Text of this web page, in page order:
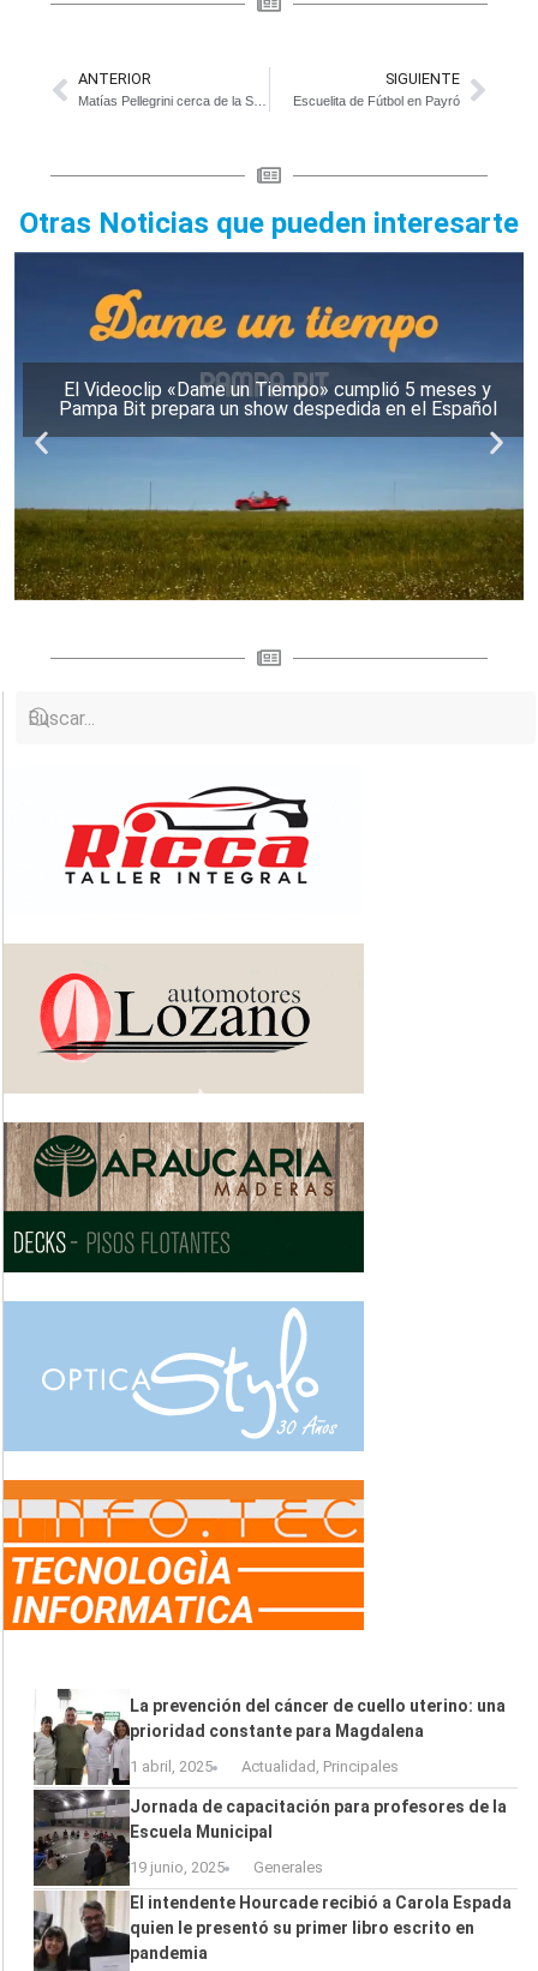
ANTERIOR SIGUIENTE
Escuelita de Fútbol en Payró
Otras Noticias que pueden interesarte
El Videoclip «Dame un Tiempo» cumplió 5 meses y
Pampa Bit prepara un show despedida en el Español
La prevención del cáncer de cuello uterino: una
prioridad constante para Magdalena
1 abril, 2025 Actualidad , Principales
Jornada de capacitación para profesores de la
Escuela Municipal
19 junio, 2025 Generales
El intendente Hourcade recibió a Carola Espada
quien le presentó su primer libro escrito en
pandemia